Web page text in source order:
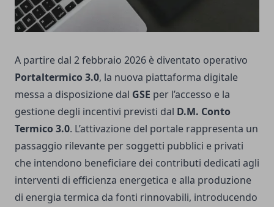
A partire dal 2 febbraio 2026 è diventato operativo
Portaltermico 3.0, la nuova piattaforma digitale
messa a disposizione dal GSE per l’accesso e la
gestione degli incentivi previsti dal D.M. Conto
Termico 3.0. L’attivazione del portale rappresenta un
passaggio rilevante per soggetti pubblici e privati
che intendono beneficiare dei contributi dedicati agli
interventi di efficienza energetica e alla produzione
di energia termica da fonti rinnovabili, introducendo